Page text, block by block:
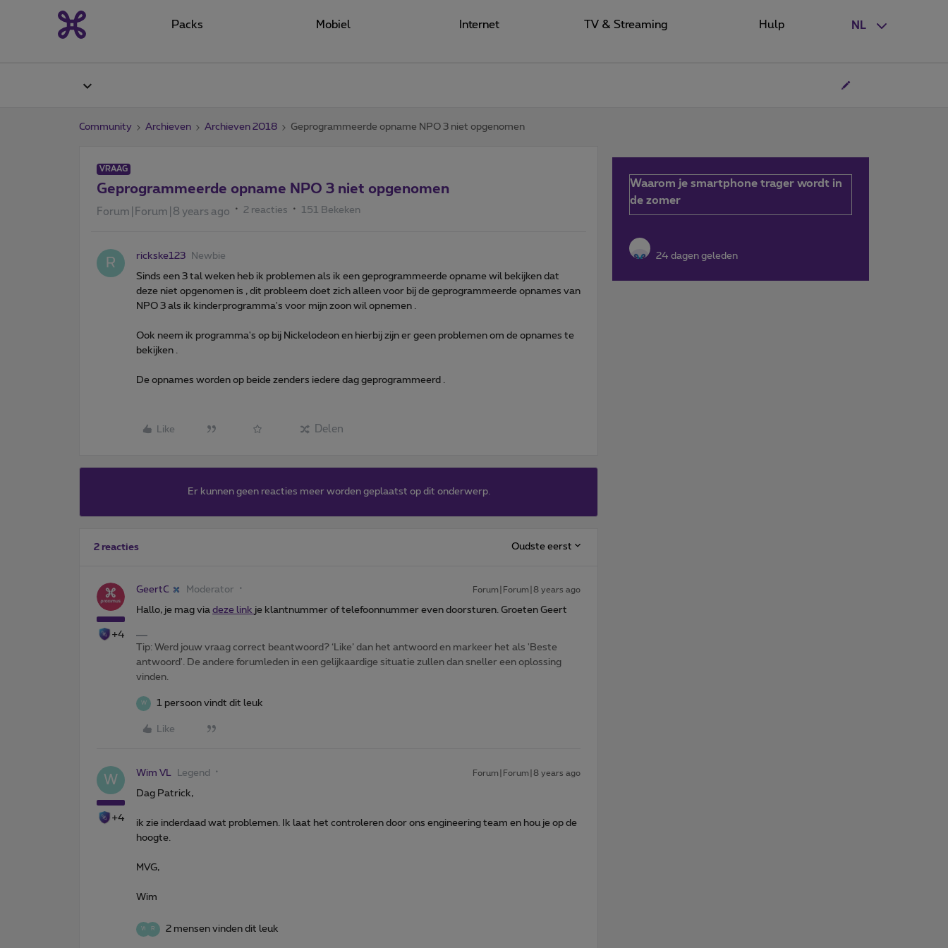
NL
Packs Mobiel Internet TV & Streaming Hulp
Community Archieven Archieven 2018 Geprogrammeerde opname NPO 3 niet opgenomen
VRAAG
Geprogrammeerde opname NPO 3 niet opgenomen
Forum|Forum|8 years ago 2 reacties 151 Bekeken
R rickske123 Newbie
Sinds een 3 tal weken heb ik problemen als ik een geprogrammeerde opname wil bekijken dat
deze niet opgenomen is , dit probleem doet zich alleen voor bij de geprogrammeerde opnames van
NPO 3 als ik kinderprogramma's voor mijn zoon wil opnemen .
Ook neem ik programma's op bij Nickelodeon en hierbij zijn er geen problemen om de opnames te
bekijken .
De opnames worden op beide zenders iedere dag geprogrammeerd .
Like Delen
Er kunnen geen reacties meer worden geplaatst op dit onderwerp.
2 reacties Oudste eerst
+4
GeertC Moderator Forum|Forum|8 years ago
Hallo, je mag via deze link je klantnummer of telefoonnummer even doorsturen. Groeten Geert
Tip: Werd jouw vraag correct beantwoord? ‘Like’ dan het antwoord en markeer het als 'Beste
antwoord'. De andere forumleden in een gelijkaardige situatie zullen dan sneller een oplossing
vinden.
W 1 persoon vindt dit leuk
Like
W
+4
Wim VL Legend Forum|Forum|8 years ago
Dag Patrick,
ik zie inderdaad wat problemen. Ik laat het controleren door ons engineering team en hou je op de
hoogte.
MVG,
Wim
W R 2 mensen vinden dit leuk
Waarom je smartphone trager wordt in
de zomer
24 dagen geleden